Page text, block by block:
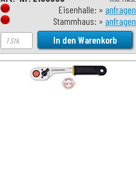
Eisenhalle: » anfragen
Stammhaus: » anfragen